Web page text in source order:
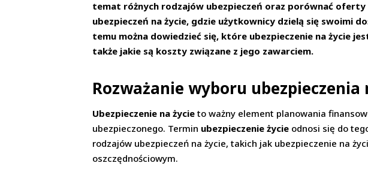
temat różnych rodzajów ubezpieczeń oraz porównać
ubezpieczeń na życie, gdzie użytkownicy dzielą się swoimi
temu można dowiedzieć się, które ubezpieczenie na życie
także jakie są koszty związane z jego zawarciem.
Rozważanie wyboru ubezpieczenia
Ubezpieczenie na życie to ważny element planowania
ubezpieczonego. Termin ubezpieczenie życie odnosi się do
rodzajów ubezpieczeń na życie, takich jak ubezpieczenie na
oszczędnościowym.